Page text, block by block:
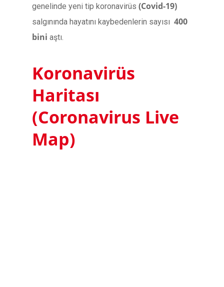
genelinde yeni tip koronavirüs (Covid-19)
salgınında hayatını kaybedenlerin sayısı 400
bini aştı.
Koronavirüs
Haritası
(Coronavirus Live
Map)